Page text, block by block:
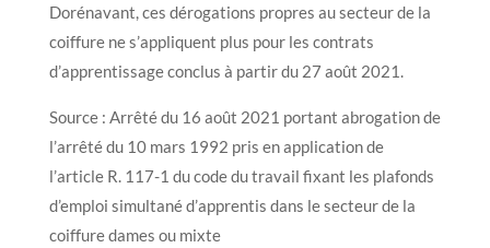
Dorénavant, ces dérogations propres au secteur de la
coiffure ne s’appliquent plus pour les contrats
d’apprentissage conclus à partir du 27 août 2021.
Source : Arrêté du 16 août 2021 portant abrogation de
l’arrêté du 10 mars 1992 pris en application de
l’article R. 117-1 du code du travail fixant les plafonds
d’emploi simultané d’apprentis dans le secteur de la
coiffure dames ou mixte